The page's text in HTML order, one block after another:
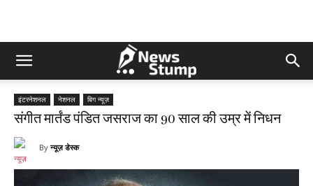
इंटरनेशनल नेशनल बिग न्यूज़
संगीत मार्तंड पंडित जसराज का 90 साल की उम्र में निधन
By न्यूज़ डेस्क